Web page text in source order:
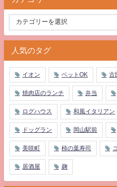
人気のタグ
イオン ペットOK 古
焼肉店のランチ 弁当
ログハウス 和風イタリアン
ドッグラン 岡山駅前
美咲町 柿の葉寿司
居酒屋 麹